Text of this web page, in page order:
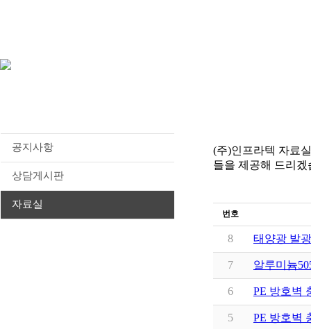
공지사항
상담게시판
자료실
(주)인프라텍 자료
들을 제공해 드리겠
번호
8 태양광 발
7 알루미늄
6 PE 방호벽
5 PE 방호벽